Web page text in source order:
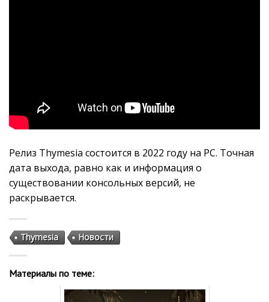
Релиз Thymesia состоится в 2022 году на PC. Точная
дата выхода, равно как и информация о
существовании консольных версий, не
раскрывается.
Thymesia Новости
Материалы по теме: